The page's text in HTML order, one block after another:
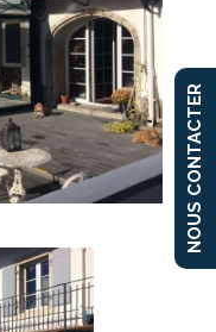
NOUS CONTACTER